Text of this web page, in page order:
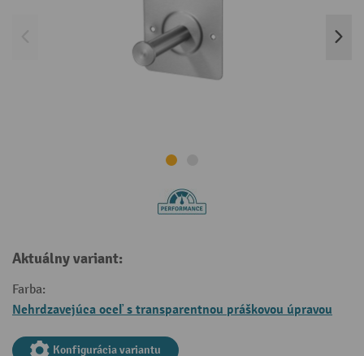
Aktuálny variant:
Farba:
Nehrdzavejúca oceľ s transparentnou práškovou úpravou
Konfigurácia variantu